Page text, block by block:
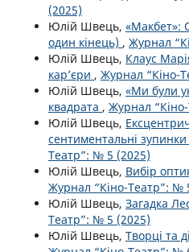
(2025)
Юлій Швець, «Макбет»:
один кінець) , Журнал
Юлій Швець, Клаус
кар’єри , Журнал “Кіно-
Юлій Швець, «Ми були
квадрата , Журнал
Юлій Швець,
сентиментальні
Театр”: № 5 (2025)
Юлій Швець, Вибір
Журнал “Кіно-Театр”: №
Юлій Швець, Загадка
Театр”: № 5 (2025)
Юлій Швець, Творці та